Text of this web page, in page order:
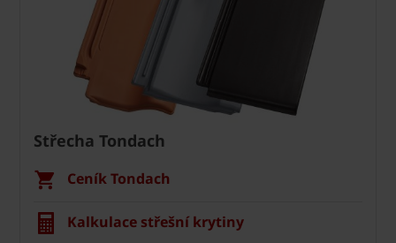
Střecha Tondach
Ceník Tondach
Kalkulace střešní krytiny